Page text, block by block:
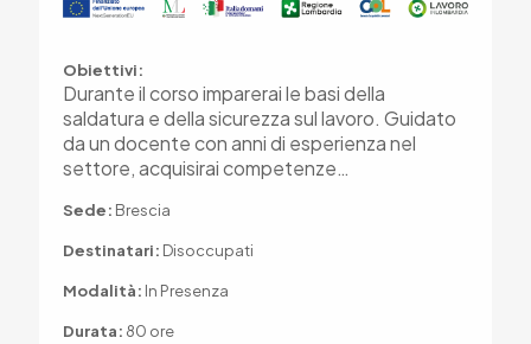
Obiettivi:
Durante il corso imparerai le basi della
saldatura e della sicurezza sul lavoro. Guidato
da un docente con anni di esperienza nel
settore, acquisirai competenze…
Sede: Brescia
Destinatari: Disoccupati
Modalità: In Presenza
Durata: 80 ore